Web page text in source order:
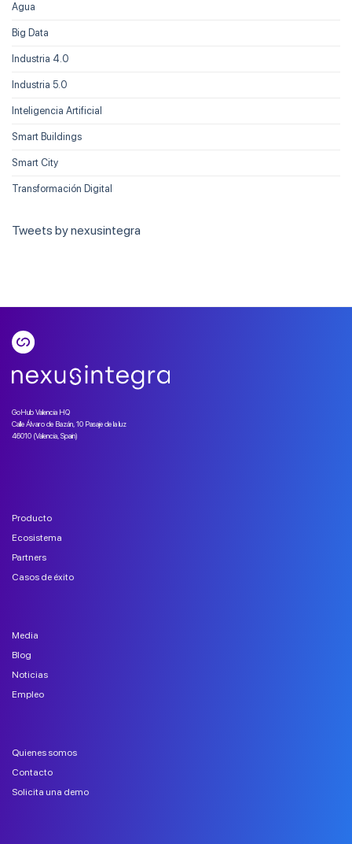
Agua
Big Data
Industria 4.0
Industria 5.0
Inteligencia Artificial
Smart Buildings
Smart City
Transformación Digital
Tweets by nexusintegra
GoHub Valencia HQ
Calle Álvaro de Bazán, 10 Pasaje de la luz
46010 (Valencia, Spain)
Producto
Ecosistema
Partners
Casos de éxito
Media
Blog
Noticias
Empleo
Quienes somos
Contacto
Solicita una demo